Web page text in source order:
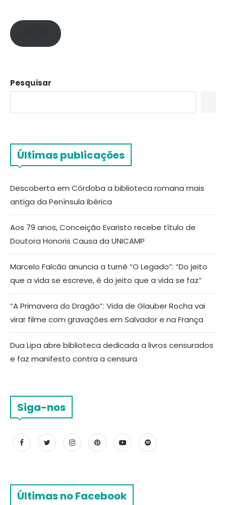
Pesquisar
Últimas publicações
Descoberta em Córdoba a biblioteca romana mais
antiga da Península Ibérica
Aos 79 anos, Conceição Evaristo recebe título de
Doutora Honoris Causa da UNICAMP
Marcelo Falcão anuncia a turnê “O Legado”: “Do jeito
que a vida se escreve, é do jeito que a vida se faz”
“A Primavera do Dragão”: Vida de Glauber Rocha vai
virar filme com gravações em Salvador e na França
Dua Lipa abre biblioteca dedicada a livros censurados
e faz manifesto contra a censura
Siga-nos
Últimas no Facebook